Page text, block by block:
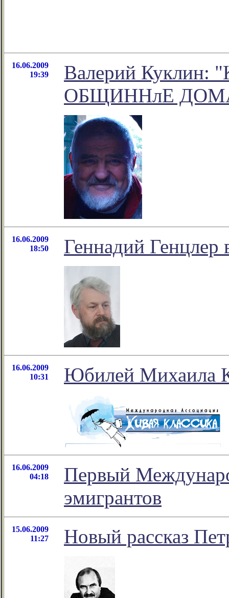
16.06.2009
19:39
Валерий
ОБЩИННлЕ
16.06.2009
18:50
Геннадий Генцлер
16.06.2009
10:31
Юбилей Михаила
16.06.2009
04:18
Первый
эмигрантов
15.06.2009
11:27
Новый рассказ